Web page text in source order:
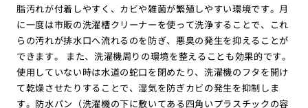
脂汚れが付着しやすく、カビや雑菌が繁殖しやすい環境です。月
に一度は市販の洗濯槽クリーナーを使って洗浄することで、これ
らの汚れが排水口へ流れるのを防ぎ、悪臭の発生を抑えることが
できます。 また、洗濯機周りの環境を整えることも効果的です。
使用していない時は水道の蛇口を閉めたり、洗濯機のフタを開け
て乾燥させたりすることで、湿気を防ぎカビの発生を抑制しま
す。防水パン（洗濯機の下に敷いてある四角いプラスチックの容